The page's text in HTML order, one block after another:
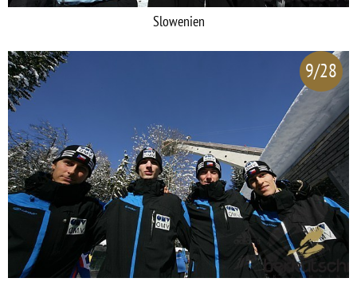
Slowenien
9/28